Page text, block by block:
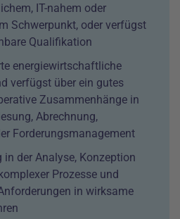
IT-nahem oder
Schwerpunkt, oder verfügst
Qualifikation
energiewirtschaftliche
verfügst über ein gutes
Zusammenhänge in
Abrechnung,
Forderungsmanagement
in der Analyse, Konzeption
Prozesse und
in wirksame